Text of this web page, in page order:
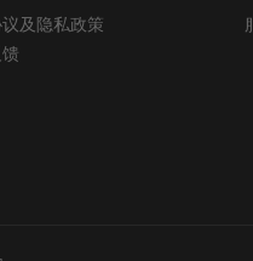
议及隐私政策